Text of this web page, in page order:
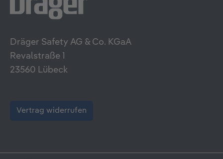
Dräger Safety AG & Co. KGaA
Revalstraße 1
23560 Lübeck
Vertrag widerrufen